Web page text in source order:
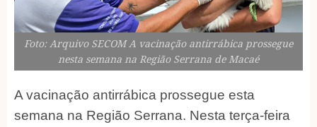
Foto: Arquivo SECOM A vacinação antirrábica prossegue
nesta semana na Região Serrana de Macaé
A vacinação antirrábica prossegue esta
semana na Região Serrana. Nesta terça-feira